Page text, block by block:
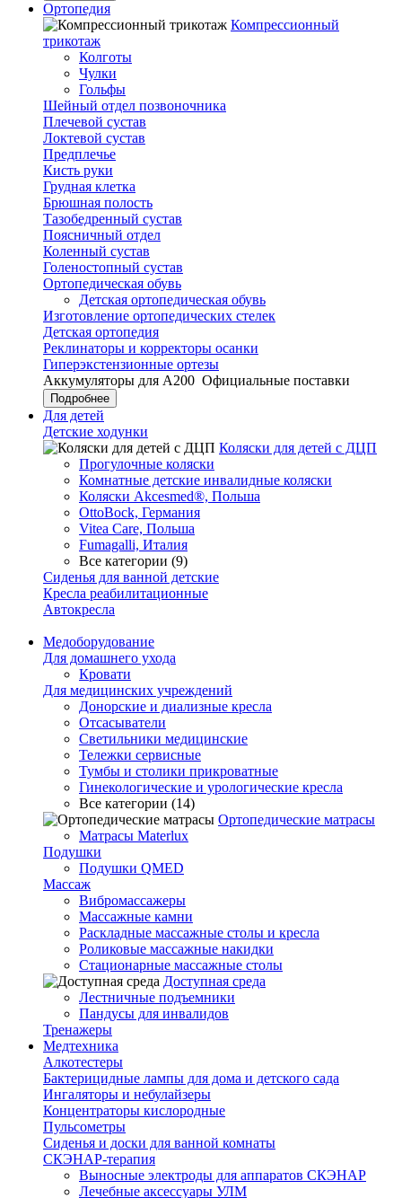
Ортопедия
Компрессионный
трикотаж
Колготы
Чулки
Гольфы
Шейный отдел позвоночника
Плечевой сустав
Локтевой сустав
Предплечье
Кисть руки
Грудная клетка
Брюшная полость
Тазобедренный сустав
Поясничный отдел
Коленный сустав
Голеностопный сустав
Ортопедическая обувь
Детская ортопедическая обувь
Изготовление ортопедических стелек
Детская ортопедия
Реклинаторы и корректоры осанки
Гиперэкстензионные ортезы
Аккумуляторы для А200 Официальные поставки
Подробнее
Для детей
Детские ходунки
Коляски для детей с ДЦП
Прогулочные коляски
Комнатные детские инвалидные коляски
Коляски Akcesmed®, Польша
OttoBock, Германия
Vitea Care, Польша
Fumagalli, Италия
Все категории (9)
Сиденья для ванной детские
Кресла реабилитационные
Автокресла
Медоборудование
Для домашнего ухода
Кровати
Для медицинских учреждений
Донорские и диализные кресла
Отсасыватели
Светильники медицинские
Тележки сервисные
Тумбы и столики прикроватные
Гинекологические и урологические кресла
Все категории (14)
Ортопедические матрасы
Матрасы Materlux
Подушки
Подушки QMED
Массаж
Вибромассажеры
Массажные камни
Раскладные массажные столы и кресла
Роликовые массажные накидки
Стационарные массажные столы
Доступная среда
Лестничные подъемники
Пандусы для инвалидов
Тренажеры
Mедтехника
Алкотестеры
Бактерицидные лампы для дома и детского сада
Ингаляторы и небулайзеры
Концентраторы кислородные
Пульсометры
Сиденья и доски для ванной комнаты
СКЭНАР-терапия
Выносные электроды для аппаратов СКЭНАР
Лечебные аксессуары УЛМ